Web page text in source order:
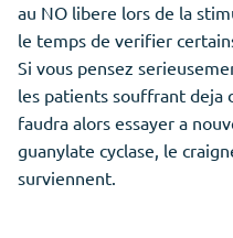
au NO libere lors de la
le temps de verifier
Si vous pensez
les patients souffrant deja
faudra alors essayer a
guanylate cyclase, le
surviennent.